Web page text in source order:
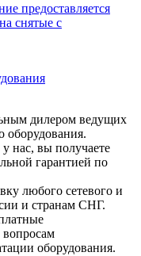
предоставляется
снятые с
дилером ведущих
оборудования.
нас, вы получаете
гарантией по
любого сетевого и
и странам СНГ.
оборудования.